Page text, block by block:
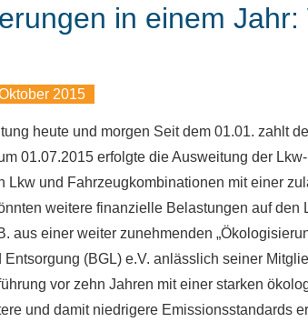
in einem
2015
heute und morgen Seit dem 01.01. zahlt
01.07.2015 erfolgte die Ausweitung der
Lkw und Fahrzeugkombinationen mit einer
weitere finanzielle Belastungen auf
aus einer weiter zunehmenden
(BGL) e.V. anlässlich seiner
vor zehn Jahren mit einer starken
und damit niedrigere Emissionsstandards